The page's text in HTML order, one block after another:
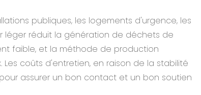
publiques, les logements d'urgence, les
léger réduit la génération de déchets de
faible, et la méthode de production
coûts d'entretien, en raison de la stabilité
assurer un bon contact et un bon soutien